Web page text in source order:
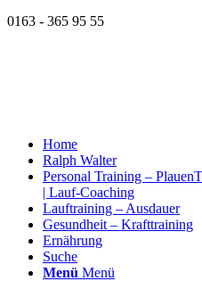
0163 - 365 95 55
Home
Ralph Walter
Personal Training – Plauen
| Lauf-Coaching
Lauftraining – Ausdauer
Gesundheit – Krafttraining
Ernährung
Suche
Menü Menü